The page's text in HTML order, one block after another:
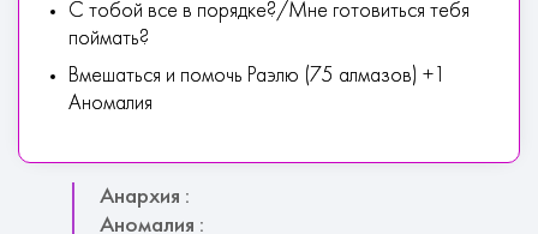
С тобой все в порядке?/Мне готовиться тебя
поймать?
Вмешаться и помочь Раэлю (75 алмазов) +1
Аномалия
Анархия :
Аномалия :